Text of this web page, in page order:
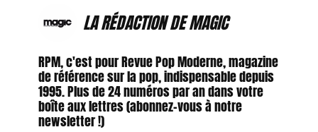
LA RÉDACTION DE MAGIC
RPM, c'est pour Revue Pop Moderne, magazine
de référence sur la pop, indispensable depuis
1995. Plus de 24 numéros par an dans votre
boîte aux lettres (abonnez-vous à notre
newsletter !)